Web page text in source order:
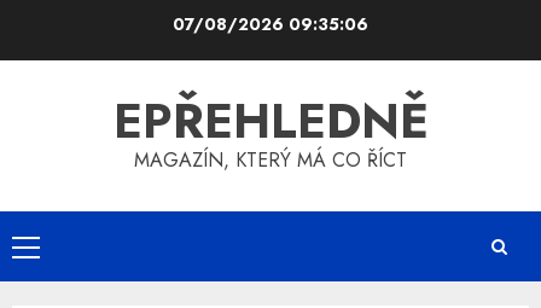
07/08/2026 09:35:06
EPŘEHLEDNĚ
MAGAZÍN, KTERÝ MÁ CO ŘÍCT
Primary
Menu